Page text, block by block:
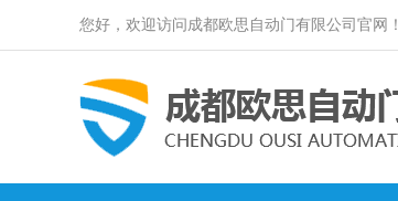
您好，欢迎访问成都欧思自动门有限公司官网！